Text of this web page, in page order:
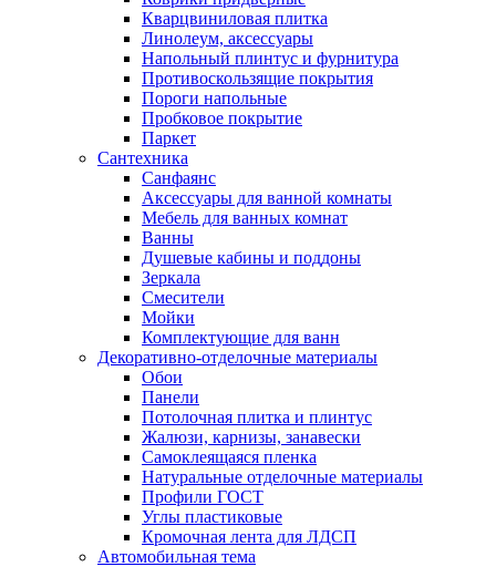
Кварцвиниловая плитка
Линолеум, аксессуары
Напольный плинтус и фурнитура
Противоскользящие покрытия
Пороги напольные
Пробковое покрытие
Паркет
Сантехника
Санфаянс
Аксессуары для ванной комнаты
Мебель для ванных комнат
Ванны
Душевые кабины и поддоны
Зеркала
Смесители
Мойки
Комплектующие для ванн
Декоративно-отделочные материалы
Обои
Панели
Потолочная плитка и плинтус
Жалюзи, карнизы, занавески
Самоклеящаяся пленка
Натуральные отделочные материалы
Профили ГОСТ
Углы пластиковые
Кромочная лента для ЛДСП
Автомобильная тема